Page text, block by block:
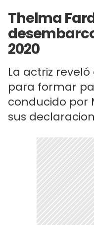
Thelma
2020
La actriz
para formar
conducido por
sus